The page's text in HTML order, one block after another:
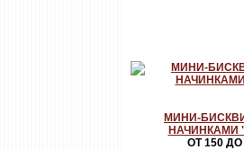
МИНИ-
НАЧИНКАМИ
ОТ 150 ДО